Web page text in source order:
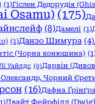
(1)Гіслен Дедорудія
Osamu) (175)
(8)Дамелі (1)
(1)Данзо Шимура (4)
(Чорна конюшина)
Уайлдс (0)Дарвін
Олександр, Чорний
(16)Дафна
Двайт Фейрфілд